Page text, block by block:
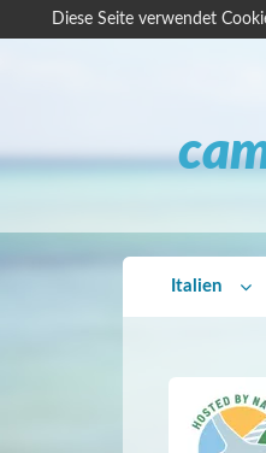
Diese Seite verwendet
Italien